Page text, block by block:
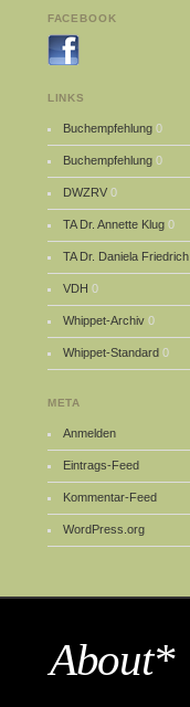
FACEBOOK
LINKS
Buchempfehlung 0
Buchempfehlung 0
DWZRV 0
TA Dr. Annette Klug 0
TA Dr. Daniela Friedrich
VDH 0
Whippet-Archiv 0
Whippet-Standard 0
META
Anmelden
Eintrags-Feed
Kommentar-Feed
WordPress.org
About*